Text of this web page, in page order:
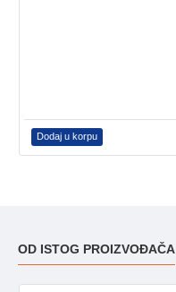
Dodaj u korpu
OD ISTOG PROIZVOĐAČA